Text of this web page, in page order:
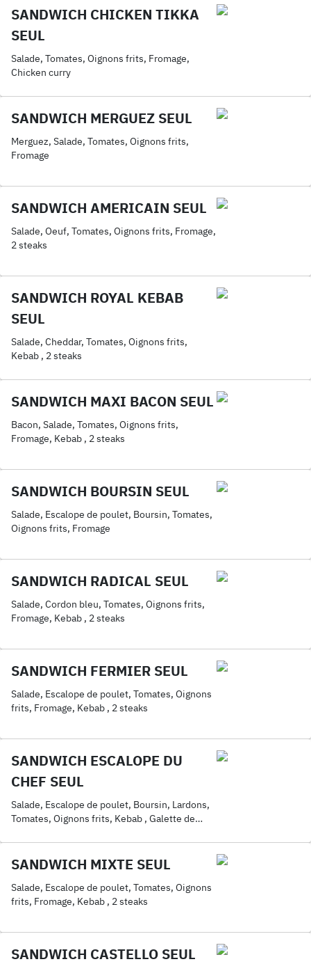
SANDWICH CHICKEN TIKKA
SEUL
Salade, Tomates, Oignons frits, Fromage,
Chicken curry
SANDWICH MERGUEZ SEUL
Merguez, Salade, Tomates, Oignons frits,
Fromage
SANDWICH AMERICAIN SEUL
Salade, Oeuf, Tomates, Oignons frits, Fromage,
2 steaks
SANDWICH ROYAL KEBAB
SEUL
Salade, Cheddar, Tomates, Oignons frits,
Kebab , 2 steaks
SANDWICH MAXI BACON SEUL
Bacon, Salade, Tomates, Oignons frits,
Fromage, Kebab , 2 steaks
SANDWICH BOURSIN SEUL
Salade, Escalope de poulet, Boursin, Tomates,
Oignons frits, Fromage
SANDWICH RADICAL SEUL
Salade, Cordon bleu, Tomates, Oignons frits,
Fromage, Kebab , 2 steaks
SANDWICH FERMIER SEUL
Salade, Escalope de poulet, Tomates, Oignons
frits, Fromage, Kebab , 2 steaks
SANDWICH ESCALOPE DU
CHEF SEUL
Salade, Escalope de poulet, Boursin, Lardons,
Tomates, Oignons frits, Kebab , Galette de
SANDWICH MIXTE SEUL
Salade, Escalope de poulet, Tomates, Oignons
frits, Fromage, Kebab , 2 steaks
SANDWICH CASTELLO SEUL